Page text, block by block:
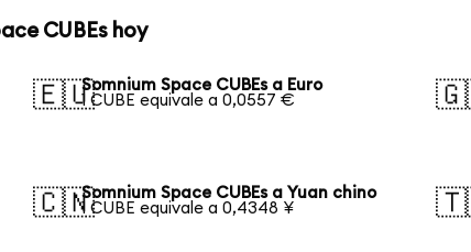
CUBEs hoy
🇪🇺Somnium Space CUBEs a Euro
1 CUBE equivale a 0,0557 €
🇨🇳Somnium Space CUBEs a Yuan chino
1 CUBE equivale a 0,4348 ¥